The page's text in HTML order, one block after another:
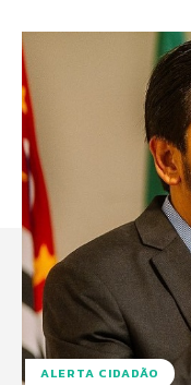
ALERTA CIDADÃO